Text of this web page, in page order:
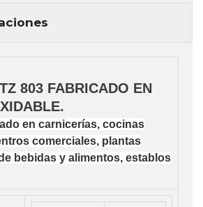
803 FABRICADO EN
en carnicerías, cocinas
comerciales, plantas
bebidas y alimentos, establos